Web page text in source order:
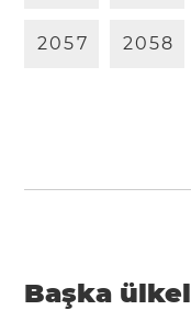
2057 2058
Başka